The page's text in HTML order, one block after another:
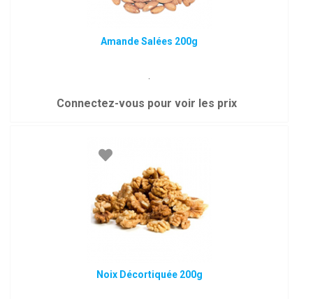
Amande Salées 200g
.
Connectez-vous pour voir les prix
Noix Décortiquée 200g